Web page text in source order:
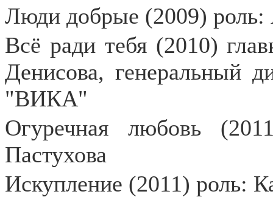
Люди добрые (2009) роль:
Всё ради тебя (2010)
Денисова, генеральный
"ВИКА"
Огуречная любовь
Пастухова
Искупление (2011) роль: